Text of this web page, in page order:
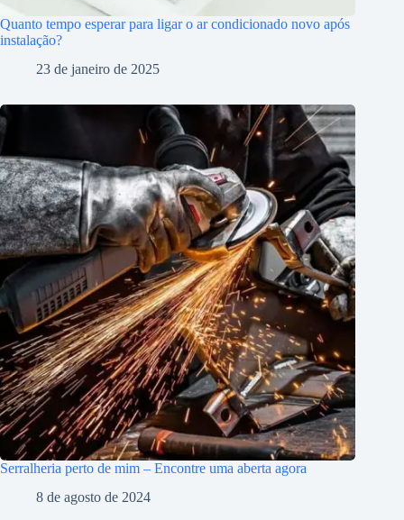
Quanto tempo esperar para ligar o ar condicionado novo após
instalação?
23 de janeiro de 2025
Serralheria perto de mim – Encontre uma aberta agora
8 de agosto de 2024